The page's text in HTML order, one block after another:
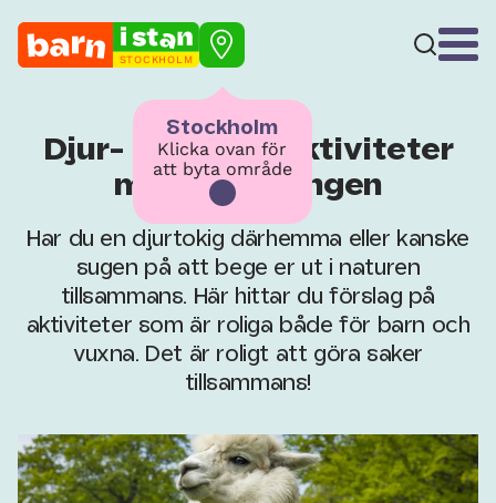
STOCKHOLM
Stockholm
Klicka ovan för
att byta område
Djur- och naturaktiviteter
med 6-8-åringen
Har du en djurtokig därhemma eller kanske
sugen på att bege er ut i naturen
tillsammans. Här hittar du förslag på
aktiviteter som är roliga både för barn och
vuxna. Det är roligt att göra saker
tillsammans!